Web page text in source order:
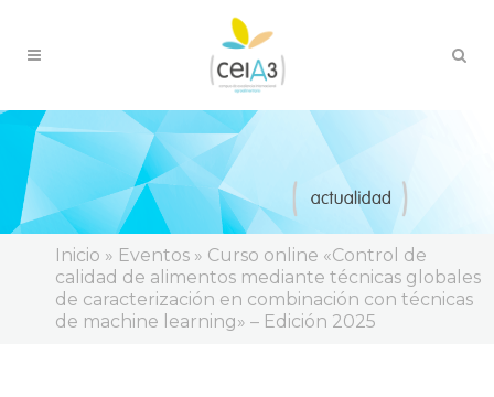
Inicio » Eventos » Curso online «Control de
calidad de alimentos mediante técnicas globales
de caracterización en combinación con técnicas
de machine learning» – Edición 2025